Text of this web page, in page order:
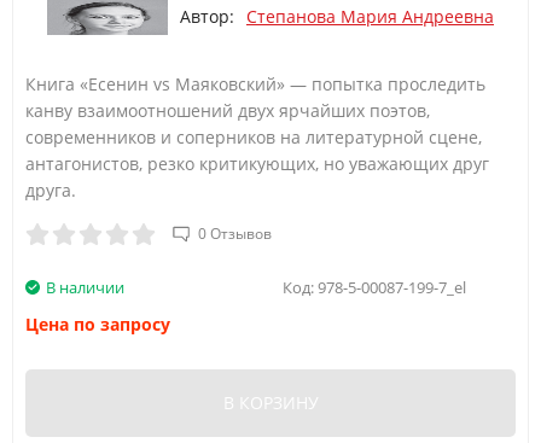
Автор: Степанова Мария Андреевна
Книга «Есенин vs Маяковский» — попытка проследить
канву взаимоотношений двух ярчайших поэтов,
современников и соперников на литературной сцене,
антагонистов, резко критикующих, но уважающих друг
друга.
0 Отзывов
Код:978-5-00087-199-7_el
В наличии
Цена по запросу
В КОРЗИНУ